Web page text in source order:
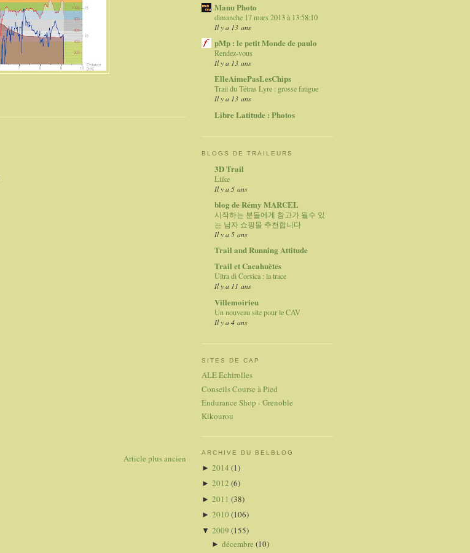
Article plus ancien
Manu Photo
dimanche 17 mars 2013 à 13:58:10
Il y a 13 ans
pMp : le petit Monde de paulo
Rendez-vous
Il y a 13 ans
ElleAimePasLesChips
Trail du Tétras Lyre : grosse fatigue
Il y a 13 ans
Libre Latitude : Photos
BLOGS DE TRAILEURS
3D Trail
Liike
Il y a 5 ans
blog de Rémy MARCEL
시작하는 분들에게 참고가 될수 있
는 남자 쇼핑몰 추천합니다
Il y a 5 ans
Trail and Running Attitude
Trail et Cacahuètes
Ultra di Corsica : la trace
Il y a 11 ans
Villemoirieu
Un nouveau site pour le CAV
Il y a 4 ans
SITES DE CAP
ALE Echirolles
Conseils Course à Pied
Endurance Shop - Grenoble
Kikourou
ARCHIVE DU BELBLOG
► 2014 (1)
► 2012 (6)
► 2011 (38)
► 2010 (106)
▼ 2009 (155)
► décembre (10)